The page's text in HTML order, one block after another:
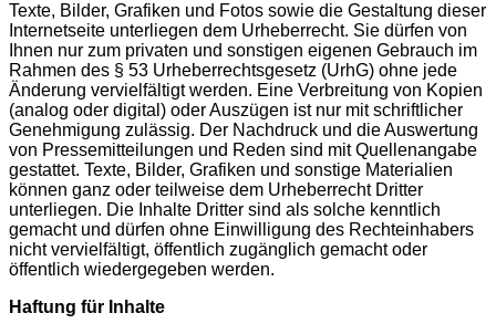
Texte, Bilder, Grafiken und Fotos sowie die Gestaltung dieser
Internetseite unterliegen dem Urheberrecht. Sie dürfen von
Ihnen nur zum privaten und sonstigen eigenen Gebrauch im
Rahmen des § 53 Urheberrechtsgesetz (UrhG) ohne jede
Änderung vervielfältigt werden. Eine Verbreitung von Kopien
(analog oder digital) oder Auszügen ist nur mit schriftlicher
Genehmigung zulässig. Der Nachdruck und die Auswertung
von Pressemitteilungen und Reden sind mit Quellenangabe
gestattet. Texte, Bilder, Grafiken und sonstige Materialien
können ganz oder teilweise dem Urheberrecht Dritter
unterliegen. Die Inhalte Dritter sind als solche kenntlich
gemacht und dürfen ohne Einwilligung des Rechteinhabers
nicht vervielfältigt, öffentlich zugänglich gemacht oder
öffentlich wiedergegeben werden.
Haftung für Inhalte